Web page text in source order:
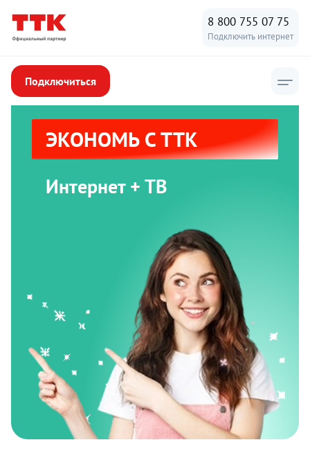
8 800 755 07 75
Подключить интернет
Подключиться
ЭКОНОМЬ С ТТК
Интернет + ТВ